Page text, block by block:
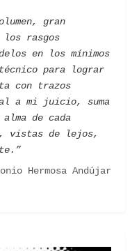
gran
los rasgos
en los mínimos
para lograr
con trazos
a mi juicio, suma
de cada
vistas de lejos,
Hermosa Andújar